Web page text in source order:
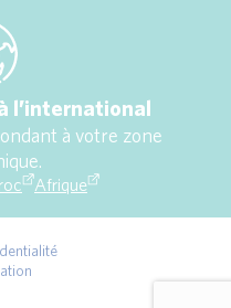
l’international
à votre zone
Afrique